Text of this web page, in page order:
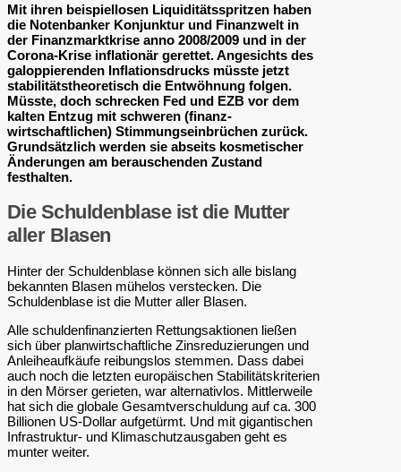
Mit ihren beispiellosen Liquiditätsspritzen haben
die Notenbanker Konjunktur und Finanzwelt in
der Finanzmarktkrise anno 2008/2009 und in der
Corona-Krise inflationär gerettet. Angesichts des
galoppierenden Inflationsdrucks müsste jetzt
stabilitätstheoretisch die Entwöhnung folgen.
Müsste, doch schrecken Fed und EZB vor dem
kalten Entzug mit schweren (finanz-
wirtschaftlichen) Stimmungseinbrüchen zurück.
Grundsätzlich werden sie abseits kosmetischer
Änderungen am berauschenden Zustand
festhalten.
Die Schuldenblase ist die Mutter
aller Blasen
Hinter der Schuldenblase können sich alle bislang
bekannten Blasen mühelos verstecken. Die
Schuldenblase ist die Mutter aller Blasen.
Alle schuldenfinanzierten Rettungsaktionen ließen
sich über planwirtschaftliche Zinsreduzierungen und
Anleiheaufkäufe reibungslos stemmen. Dass dabei
auch noch die letzten europäischen Stabilitätskriterien
in den Mörser gerieten, war alternativlos. Mittlerweile
hat sich die globale Gesamtverschuldung auf ca. 300
Billionen US-Dollar aufgetürmt. Und mit gigantischen
Infrastruktur- und Klimaschutzausgaben geht es
munter weiter.